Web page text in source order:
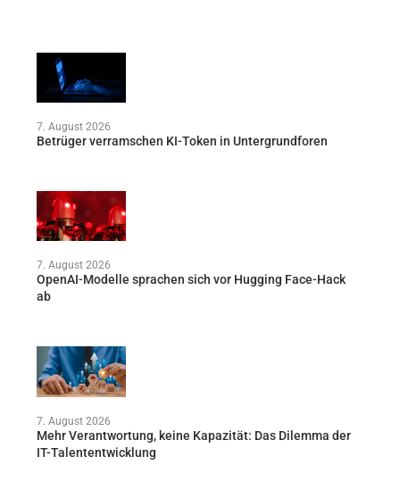
7. August 2026
Betrüger verramschen KI-Token in Untergrundforen
7. August 2026
OpenAI-Modelle sprachen sich vor Hugging Face-Hack
ab
7. August 2026
Mehr Verantwortung, keine Kapazität: Das Dilemma der
IT-Talententwicklung